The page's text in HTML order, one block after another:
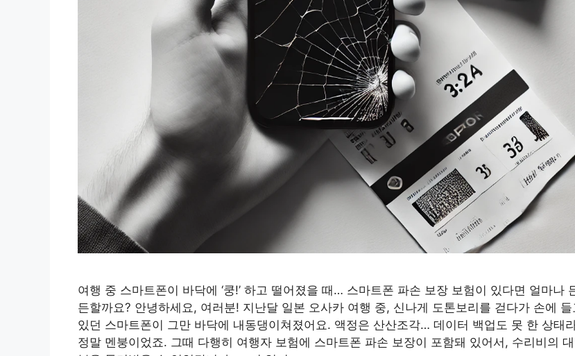
여행 중 스마트폰이 바닥에 ‘쿵!’ 하고 떨어졌을 때… 스마트폰 파손 보장 보험이 있다면 얼마나
든할까요? 안녕하세요, 여러분! 지난달 일본 오사카 여행 중, 신나게 도톤보리를 걷다가 손에 들
있던 스마트폰이 그만 바닥에 내동댕이쳐졌어요. 액정은 산산조각… 데이터 백업도 못 한 상태
정말 멘붕이었죠. 그때 다행히 여행자 보험에 스마트폰 파손 보장이 포함돼 있어서, 수리비의